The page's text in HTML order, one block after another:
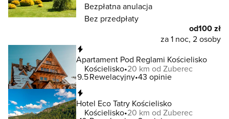
Bezpłatna anulacja
Bez przedpłaty
od100 zł
za 1 noc, 2 osoby
Apartament Pod Reglami Kościelisko
Kościelisko 20 km od Zuberec
9.5Rewelacyjny 43 opinie
Hotel Eco Tatry Kościelisko
Kościelisko 20 km od Zuberec